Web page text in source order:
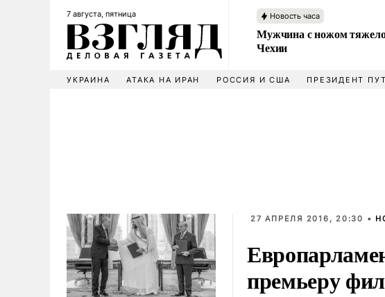
7 августа, пятница Новость часа
Мужчина с ножом
Чехии
УКРАИНА АТАКА НА ИРАН РОССИЯ И США ПРЕЗИДЕНТ
27 АПРЕЛЯ 2016, 20:30 •
премьеру